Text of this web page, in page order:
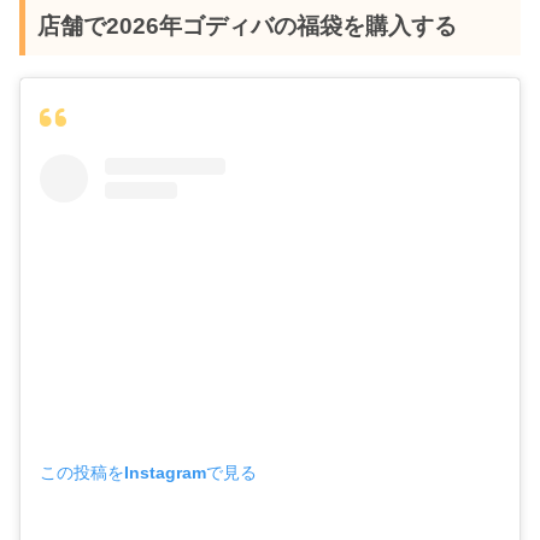
店舗で2026年ゴディバの福袋を購入する
この投稿をInstagramで見る